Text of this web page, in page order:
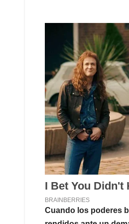
Cuando los poderes